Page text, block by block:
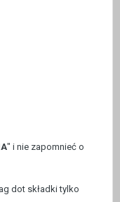
" i nie zapomnieć o
dot składki tylko